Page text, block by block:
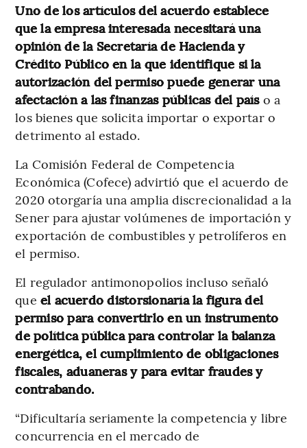
Uno de los artículos del acuerdo establece
que la empresa interesada necesitará una
opinión de la Secretaría de Hacienda y
Crédito Público en la que identifique si la
autorización del permiso puede generar una
afectación a las finanzas públicas del paíso a
los bienes que solicita importar o exportar o
detrimento al estado.
La Comisión Federal de Competencia
Económica (Cofece) advirtió que el acuerdo de
2020 otorgaría una amplia discrecionalidad a la
Sener para ajustar volúmenes de importación y
exportación de combustibles y petrolíferos en
el permiso.
El regulador antimonopolios incluso señaló
que el acuerdo distorsionaría la figura del
permiso para convertirlo en un instrumento
de política pública para controlar la balanza
energética, el cumplimiento de obligaciones
fiscales, aduaneras y para evitar fraudes y
contrabando.
“Dificultaría seriamente la competencia y libre
concurrencia en el mercado de